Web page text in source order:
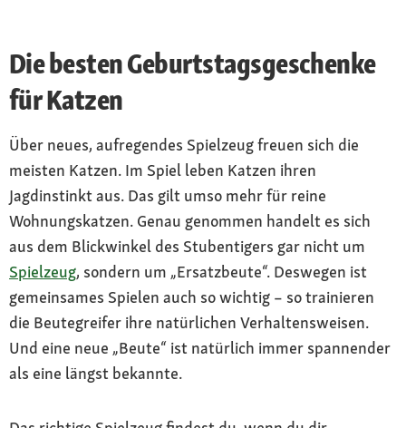
Die besten Geburtstagsgeschenke
für Katzen
Über neues, aufregendes Spielzeug freuen sich die
meisten Katzen. Im Spiel leben Katzen ihren
Jagdinstinkt aus. Das gilt umso mehr für reine
Wohnungskatzen. Genau genommen handelt es sich
aus dem Blickwinkel des Stubentigers gar nicht um
Spielzeug, sondern um „Ersatzbeute“. Deswegen ist
gemeinsames Spielen auch so wichtig – so trainieren
die Beutegreifer ihre natürlichen Verhaltensweisen.
Und eine neue „Beute“ ist natürlich immer spannender
als eine längst bekannte.